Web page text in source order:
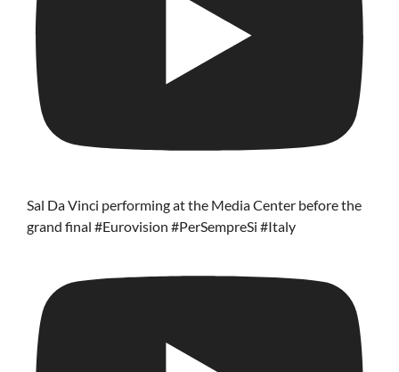
Sal Da Vinci performing at the Media Center before the
grand final #Eurovision #PerSempreSi #Italy